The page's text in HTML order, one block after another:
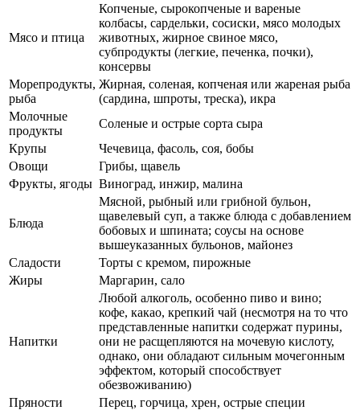
Мясо и птица
Копченые, сырокопченые и вареные
колбасы, сардельки, сосиски, мясо молодых
животных, жирное свиное мясо,
субпродукты (легкие, печенка, почки),
консервы
Морепродукты,
рыба
Жирная, соленая, копченая или жареная рыба
(сардина, шпроты, треска), икра
Молочные
продукты
Соленые и острые сорта сыра
Крупы
Чечевица, фасоль, соя, бобы
Овощи
Грибы, щавель
Фрукты, ягоды Виноград, инжир, малина
Блюда
Мясной, рыбный или грибной бульон,
щавелевый суп, а также блюда с добавлением
бобовых и шпината; соусы на основе
вышеуказанных бульонов, майонез
Сладости
Торты с кремом, пирожные
Жиры
Маргарин, сало
Напитки
Любой алкоголь, особенно пиво и вино;
кофе, какао, крепкий чай (несмотря на то что
представленные напитки содержат пурины,
они не расщепляются на мочевую кислоту,
однако, они обладают сильным мочегонным
эффектом, который способствует
обезвоживанию)
Пряности
Перец, горчица, хрен, острые специи